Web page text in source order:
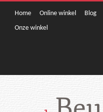
Home Online winkel Blog
Onze winkel